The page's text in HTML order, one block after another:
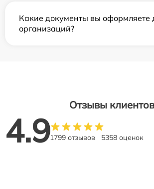
Какие документы вы оформляете
организаций?
Отзывы клиентов
4.91799 отзывов 5358 оценок